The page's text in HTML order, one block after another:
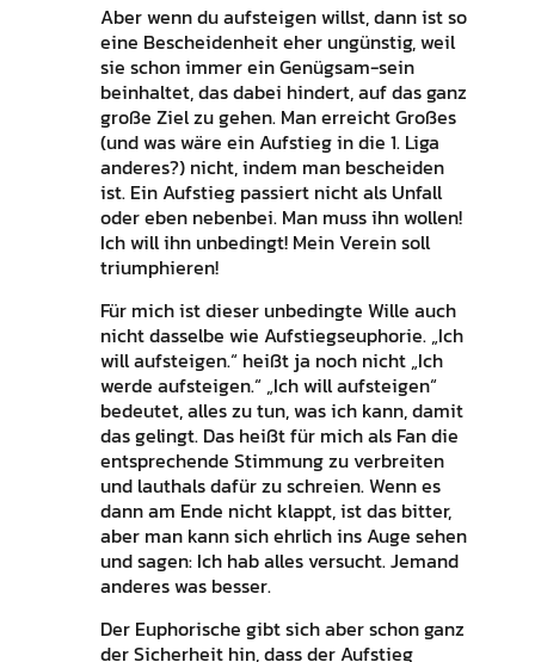
Aber wenn du aufsteigen willst, dann ist so
eine Bescheidenheit eher ungünstig, weil
sie schon immer ein Genügsam-sein
beinhaltet, das dabei hindert, auf das ganz
große Ziel zu gehen. Man erreicht Großes
(und was wäre ein Aufstieg in die 1. Liga
anderes?) nicht, indem man bescheiden
ist. Ein Aufstieg passiert nicht als Unfall
oder eben nebenbei. Man muss ihn wollen!
Ich will ihn unbedingt! Mein Verein soll
triumphieren!
Für mich ist dieser unbedingte Wille auch
nicht dasselbe wie Aufstiegseuphorie. „Ich
will aufsteigen.“ heißt ja noch nicht „Ich
werde aufsteigen.“ „Ich will aufsteigen“
bedeutet, alles zu tun, was ich kann, damit
das gelingt. Das heißt für mich als Fan die
entsprechende Stimmung zu verbreiten
und lauthals dafür zu schreien. Wenn es
dann am Ende nicht klappt, ist das bitter,
aber man kann sich ehrlich ins Auge sehen
und sagen: Ich hab alles versucht. Jemand
anderes was besser.
Der Euphorische gibt sich aber schon ganz
der Sicherheit hin, dass der Aufstieg